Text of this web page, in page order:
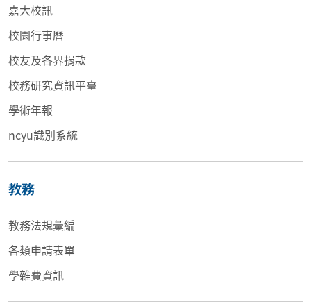
嘉大校訊
校園行事曆
校友及各界捐款
校務研究資訊平臺
學術年報
ncyu識別系統
教務
教務法規彙編
各類申請表單
學雜費資訊